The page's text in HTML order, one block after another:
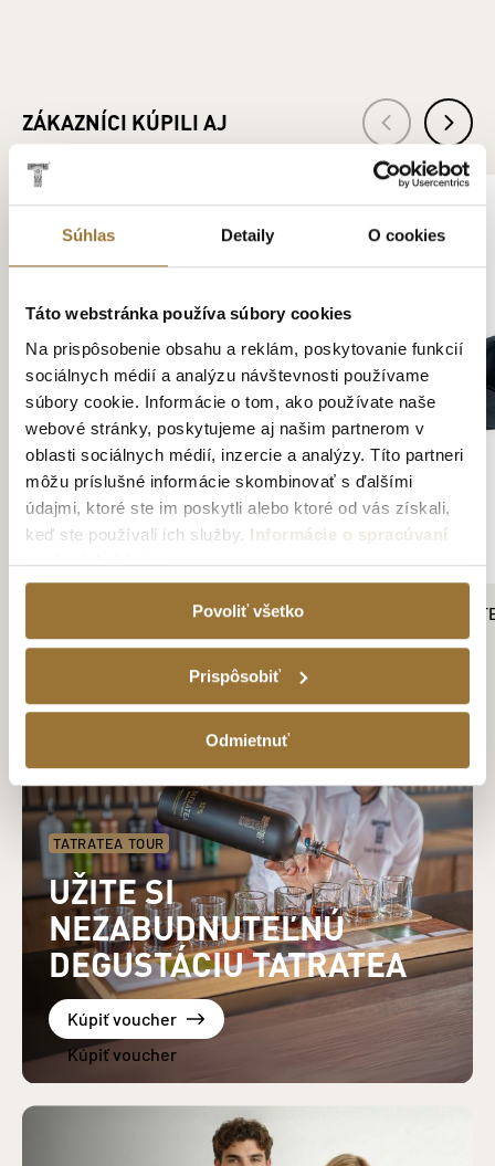
Súhlas Detaily O cookies
Táto webstránka používa súbory cookies
Na prispôsobenie obsahu a reklám, poskytovanie funkcií
sociálnych médií a analýzu návštevnosti používame
súbory cookie. Informácie o tom, ako používate naše
webové stránky, poskytujeme aj našim partnerom v
oblasti sociálnych médií, inzercie a analýzy. Títo partneri
môžu príslušné informácie skombinovať s ďalšími
údajmi, ktoré ste im poskytli alebo ktoré od vás získali,
keď ste používali ich služby. Informácie o spracúvaní
osobných údajov
Povoliť všetko
Prispôsobiť
Odmietnuť
ZÁKAZNÍCI KÚPILI AJ
TATRATEA 57 % ŠÍPKA A RAKYTNÍK 0,7
L
ŠILTOVKA
5.99€
TATRATEA TOUR
UŽITE SI
NEZABUDNUTEĽNÚ
DEGUSTÁCIU TATRATEA
Kúpiť voucher